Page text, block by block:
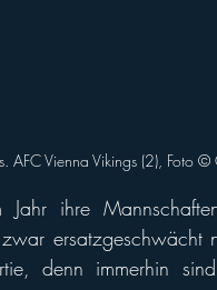
AFC Vienna Vikings (2), Foto
ihre
denn immerhin